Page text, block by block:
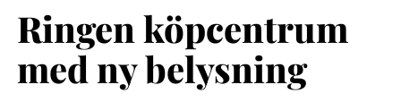
Ringen köpcentrum
med ny belysning